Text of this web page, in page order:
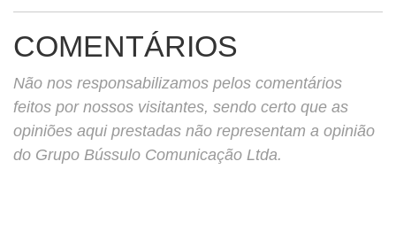
COMENTÁRIOS
Não nos responsabilizamos pelos comentários
feitos por nossos visitantes, sendo certo que as
opiniões aqui prestadas não representam a opinião
do Grupo Bússulo Comunicação Ltda.